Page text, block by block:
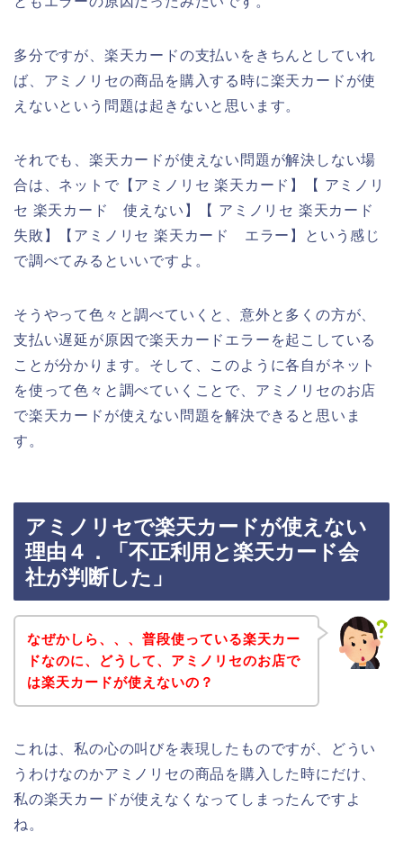
多分ですが、楽天カードの支払いをきちんとしていれ
ば、アミノリセの商品を購入する時に楽天カードが使
えないという問題は起きないと思います。
それでも、楽天カードが使えない問題が解決しない場
合は、ネットで【アミノリセ 楽天カード】【 アミノリ
セ 楽天カード 使えない】【 アミノリセ 楽天カード
失敗】【アミノリセ 楽天カード エラー】という感じ
で調べてみるといいですよ。
そうやって色々と調べていくと、意外と多くの方が、
支払い遅延が原因で楽天カードエラーを起こしている
ことが分かります。そして、このように各自がネット
を使って色々と調べていくことで、アミノリセのお店
で楽天カードが使えない問題を解決できると思いま
す。
アミノリセで楽天カードが使えない
理由４．「不正利用と楽天カード会
社が判断した」
なぜかしら、、、普段使っている楽天カー
ドなのに、どうして、アミノリセのお店で
は楽天カードが使えないの？
これは、私の心の叫びを表現したものですが、どうい
うわけなのかアミノリセの商品を購入した時にだけ、
私の楽天カードが使えなくなってしまったんですよ
ね。